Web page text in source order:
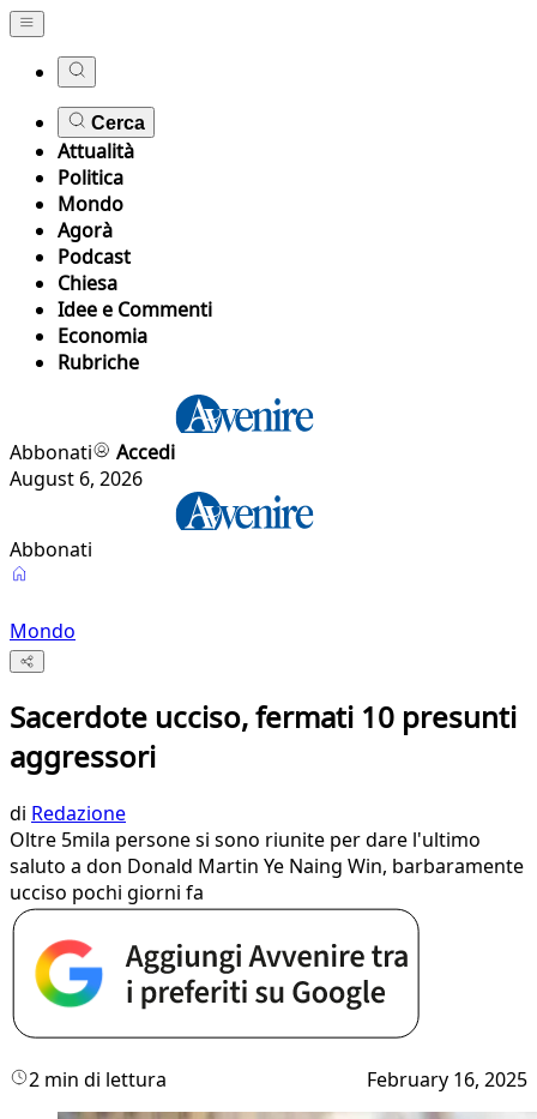
Cerca
Attualità
Politica
Mondo
Agorà
Podcast
Chiesa
Idee e Commenti
Economia
Rubriche
Abbonati
Accedi
August 6, 2026
Abbonati
Mondo
Sacerdote ucciso, fermati 10 presunti
aggressori
di Redazione
Oltre 5mila persone si sono riunite per dare l'ultimo
saluto a don Donald Martin Ye Naing Win, barbaramente
ucciso pochi giorni fa
2 min di lettura February 16, 2025